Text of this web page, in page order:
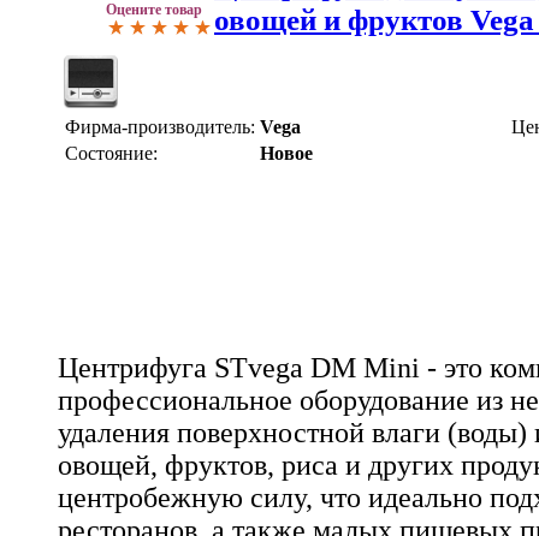
Оцените товар
овощей и фруктов
Фирма-производитель: Vega
Состояние:
Новое
Центрифуга STvega DM Mini - это
профессиональное оборудование из
удаления поверхностной влаги (воды)
овощей, фруктов, риса и других
центробежную силу, что идеально